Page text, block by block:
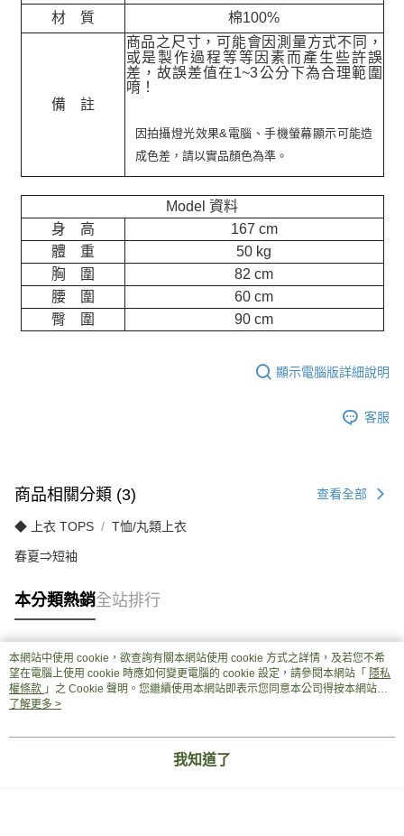
材 質
棉100%
備 註
商品之尺寸，可能會因測量方式不同，
或是製作過程等等因素而產生些許誤
差，故誤差值在1~3公分下為合理範圍
唷！
因拍攝燈光效果&電腦、手機螢幕顯示可能造
成色差，請以實品顏色為準。
Model 資料
身 高
167 cm
體 重
50 kg
胸 圍
82 cm
腰 圍
60 cm
臀 圍
90 cm
顯示電腦版詳細說明
客服
商品相關分類 (3) 查看全部
◆ 上衣 TOPS T恤/丸類上衣
春夏⇒短袖
本分類熱銷全站排行
熱門標籤
本網站中使用 cookie，欲查詢有關本網站使用 cookie 方式之詳情，及若您不希
望在電腦上使用 cookie 時應如何變更電腦的 cookie 設定，請參閱本網站「 隱私
權條款 」之 Cookie 聲明。您繼續使用本網站即表示您同意本公司得按本網站使
用條款之 Cookie 聲明使用 cookie。
了解更多 >
我知道了